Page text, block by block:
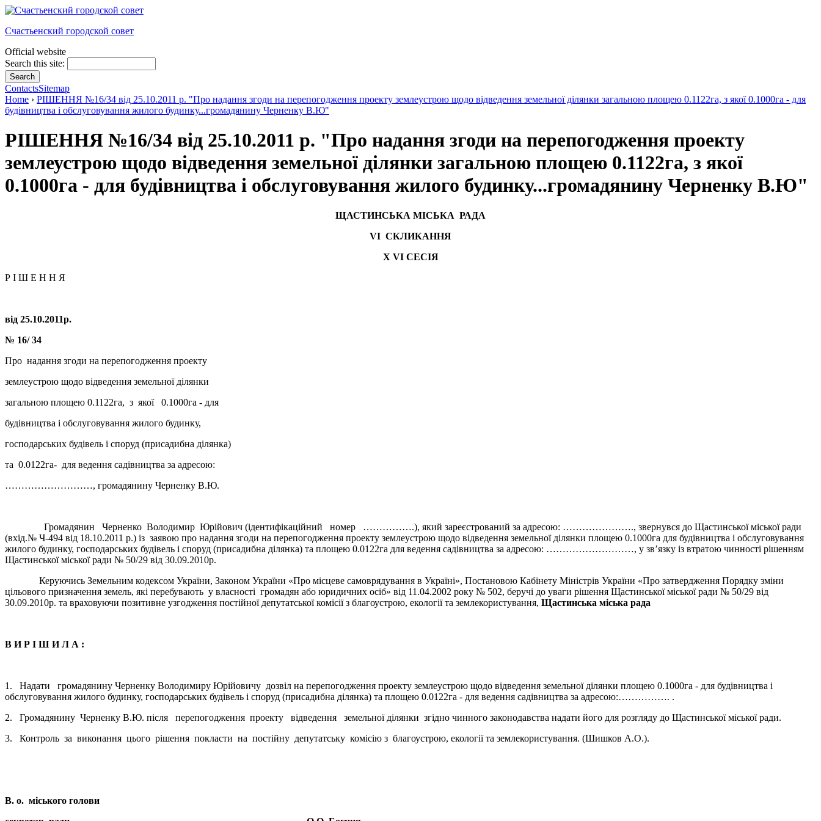
Счастьенский городской совет
Official website
Search this site:
ContactsSitemap
Home › РІШЕННЯ №16/34 від 25.10.2011 р. "Про надання згоди на перепогодження проекту землеустрою щодо відведення земельної ділянки загальною площею 0.1122га, з якої 0.1000га - для
будівництва і обслуговування жилого будинку...громадянину Черненку В.Ю"
РІШЕННЯ №16/34 від 25.10.2011 р. "Про надання згоди на перепогодження проекту
землеустрою щодо відведення земельної ділянки загальною площею 0.1122га, з якої
0.1000га - для будівництва і обслуговування жилого будинку...громадянину Черненку В.Ю"
ЩАСТИНСЬКА МІСЬКА РАДА
VІ СКЛИКАННЯ
Х VІ СЕСІЯ
Р І Ш Е Н Н Я
від 25.10.2011р.
№ 16/34
Про надання згоди на перепогодження проекту
землеустрою щодо відведення земельної ділянки
загальною площею 0.1122га, з якої 0.1000га - для
будівництва і обслуговування жилого будинку,
господарських будівель і споруд (присадибна ділянка)
та 0.0122га- для ведення садівництва за адресою:
………………………, громадянину Черненку В.Ю.
Громадянин Черненко Володимир Юрійович (ідентифікаційний номер …………….), який зареєстрований за адресою: …………………., звернувся до Щастинської міської ради
(вхід.№ Ч-494 від 18.10.2011 р.) із заявою про надання згоди на перепогодження проекту землеустрою щодо відведення земельної ділянки площею 0.1000га для будівництва і обслуговування
жилого будинку, господарських будівель і споруд (присадибна ділянка) та площею 0.0122га для ведення садівництва за адресою: ………………………, у зв’язку із втратою чинності рішенням
Щастинської міської ради № 50/29 від 30.09.2010р.
Керуючись Земельним кодексом України, Законом України «Про місцеве самоврядування в Україні», Постановою Кабінету Міністрів України «Про затвердження Порядку зміни
цільового призначення земель, які перебувають у власності громадян або юридичних осіб» від 11.04.2002 року № 502, беручі до уваги рішення Щастинської міської ради № 50/29 від
30.09.2010р. та враховуючи позитивне узгодження постійної депутатської комісії з благоустрою, екології та землекористування, Щастинська міська рада
В И Р І Ш И Л А :
1. Надати громадянину Черненку Володимиру Юрійовичу дозвіл на перепогодження проекту землеустрою щодо відведення земельної ділянки площею 0.1000га - для будівництва і
обслуговування жилого будинку, господарських будівель і споруд (присадибна ділянка) та площею 0.0122га - для ведення садівництва за адресою:……………. .
2. Громадянину Черненку В.Ю. після перепогодження проекту відведення земельної ділянки згідно чинного законодавства надати його для розгляду до Щастинської міської ради.
3. Контроль за виконання цього рішення покласти на постійну депутатську комісію з благоустрою, екології та землекористування. (Шишков А.О.).
В. о. міського голови